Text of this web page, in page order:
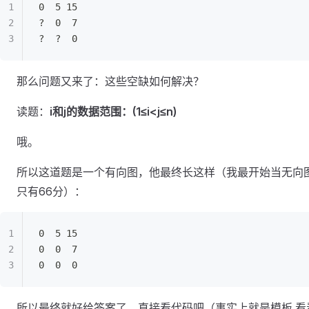
0  5 15
?  0  7
?  ?  0
那么问题又来了：这些空缺如何解决？
读题： i和j的数据范围：(1≤i<j≤n)
哦。
所以这道题是一个有向图，他最终长这样（我最开始当无向
只有66分）：
0  5 15
0  0  7
0  0  0